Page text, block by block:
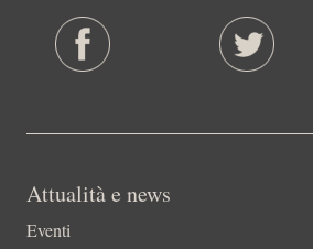
Attualità e news
Eventi